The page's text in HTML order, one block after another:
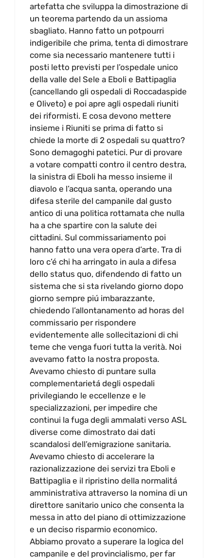
artefatta che sviluppa la dimostrazione di
un teorema partendo da un assioma
sbagliato. Hanno fatto un potpourri
indigeribile che prima, tenta di dimostrare
come sia necessario mantenere tutti i
posti letto previsti per l’ospedale unico
della valle del Sele a Eboli e Battipaglia
(cancellando gli ospedali di Roccadaspide
e Oliveto) e poi apre agli ospedali riuniti
dei riformisti. E cosa devono mettere
insieme i Riuniti se prima di fatto si
chiede la morte di 2 ospedali su quattro?
Sono demagoghi patetici. Pur di provare
a votare compatti contro il centro destra,
la sinistra di Eboli ha messo insieme il
diavolo e l’acqua santa, operando una
difesa sterile del campanile dal gusto
antico di una politica rottamata che nulla
ha a che spartire con la salute dei
cittadini. Sul commissariamento poi
hanno fatto una vera opera d’arte. Tra di
loro c’é chi ha arringato in aula a difesa
dello status quo, difendendo di fatto un
sistema che si sta rivelando giorno dopo
giorno sempre piú imbarazzante,
chiedendo l’allontanamento ad horas del
commissario per rispondere
evidentemente alle sollecitazioni di chi
teme che venga fuori tutta la verità. Noi
avevamo fatto la nostra proposta.
Avevamo chiesto di puntare sulla
complementarietá degli ospedali
privilegiando le eccellenze e le
specializzazioni, per impedire che
continui la fuga degli ammalati verso ASL
diverse come dimostrato dai dati
scandalosi dell’emigrazione sanitaria.
Avevamo chiesto di accelerare la
razionalizzazione dei servizi tra Eboli e
Battipaglia e il ripristino della normalitá
amministrativa attraverso la nomina di un
direttore sanitario unico che consenta la
messa in atto del piano di ottimizzazione
e un deciso risparmio economico.
Abbiamo provato a superare la logica del
campanile e del provincialismo, per far